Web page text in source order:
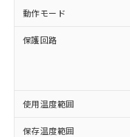
動作モード
保護回路
使用温度範囲
保存温度範囲
ご利用
以下の条件をお
対応済み：
非含有に対応し
対応予定：EU
有に対応した
商品です。
対応予定なし
非含有に非対応